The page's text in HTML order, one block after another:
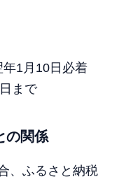
年1月10日必着
まで
の関係
、ふるさと納税